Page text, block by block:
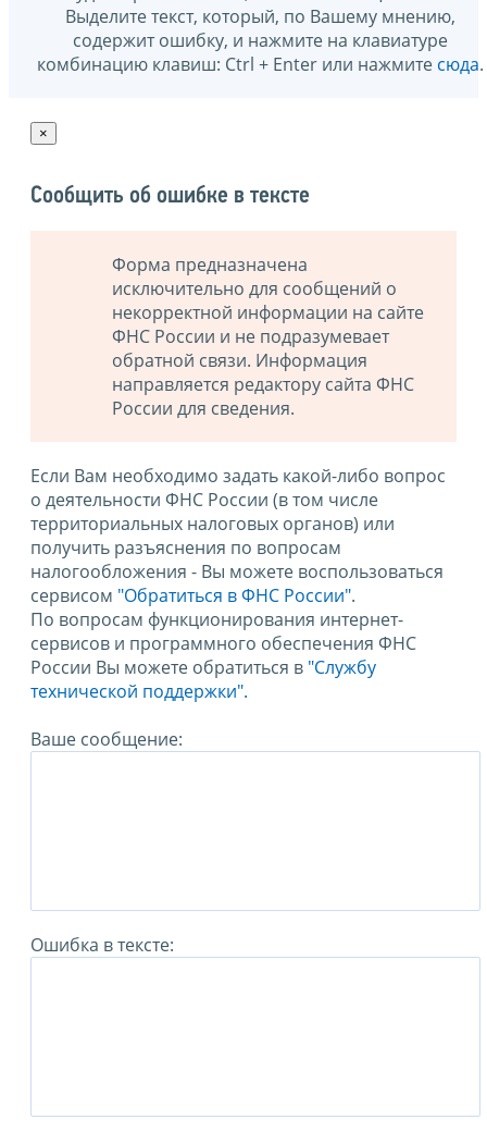
Выделите текст, который, по Вашему мнению,
содержит ошибку, и нажмите на клавиатуре
комбинацию клавиш: Ctrl + Enter или нажмите сюда.
×
Сообщить об ошибке в тексте
Форма предназначена
исключительно для сообщений о
некорректной информации на сайте
ФНС России и не подразумевает
обратной связи. Информация
направляется редактору сайта ФНС
России для сведения.
Если Вам необходимо задать какой-либо вопрос
о деятельности ФНС России (в том числе
территориальных налоговых органов) или
получить разъяснения по вопросам
налогообложения - Вы можете воспользоваться
сервисом "Обратиться в ФНС России".
По вопросам функционирования интернет-
сервисов и программного обеспечения ФНС
России Вы можете обратиться в "Службу
технической поддержки".
Ваше сообщение:
Ошибка в тексте: